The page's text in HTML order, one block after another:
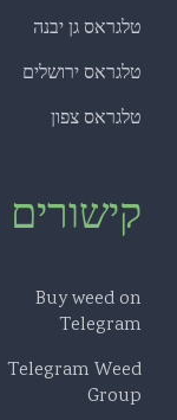
טלגראס גן יבנה
טלגראס ירושלים
טלגראס צפון
Buy weed on
Telegram
Telegram Weed
Group